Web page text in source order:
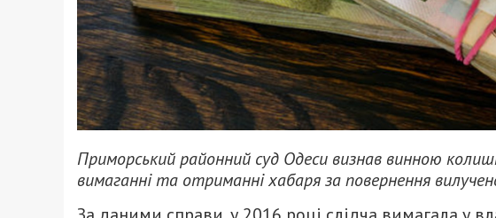
Приморський районний суд Одеси визнав винною
вимаганні та отриманні хабаря за повернення